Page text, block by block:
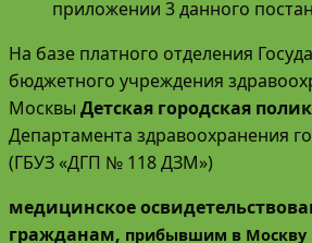
приложении 3 данного
На базе платного отделения
бюджетного учреждения
Москвы Детская городская
Департамента здравоохранения
(ГБУЗ «ДГП № 118 ДЗМ»)
медицинское
гражданам, прибывшим в Москву